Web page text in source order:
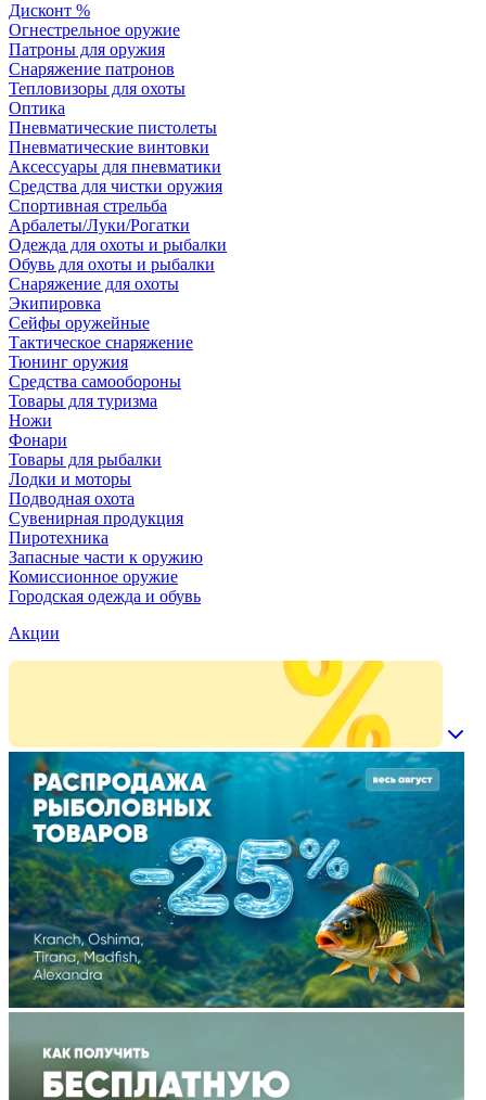
Дисконт %
Огнестрельное оружие
Патроны для оружия
Снаряжение патронов
Тепловизоры для охоты
Оптика
Пневматические пистолеты
Пневматические винтовки
Аксессуары для пневматики
Средства для чистки оружия
Спортивная стрельба
Арбалеты/Луки/Рогатки
Одежда для охоты и рыбалки
Обувь для охоты и рыбалки
Снаряжение для охоты
Экипировка
Сейфы оружейные
Тактическое снаряжение
Тюнинг оружия
Средства самообороны
Товары для туризма
Ножи
Фонари
Товары для рыбалки
Лодки и моторы
Подводная охота
Сувенирная продукция
Пиротехника
Запасные части к оружию
Комиссионное оружие
Городская одежда и обувь
Акции